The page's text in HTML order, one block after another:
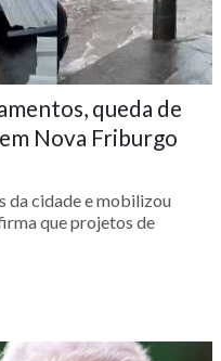
queda de
Nova Friburgo
da cidade e mobilizou
que projetos de